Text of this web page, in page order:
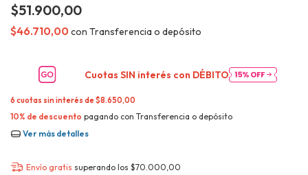
$51.900,00
$46.710,00 con Transferencia o depósito
Cuotas SIN interés con DÉBITO
6 cuotas sin interés de$8.650,00
10% de descuento pagando con Transferencia o depósito
Ver más detalles
Envío gratis superando los $70.000,00